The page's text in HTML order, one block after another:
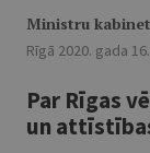
Ministru
Rīgā 2020. gada
Par Rīgas
un